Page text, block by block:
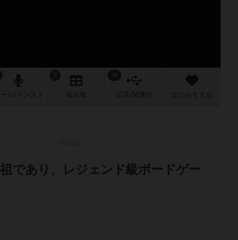
作 次のおすすめ
であり、レジェンド級ボードゲー